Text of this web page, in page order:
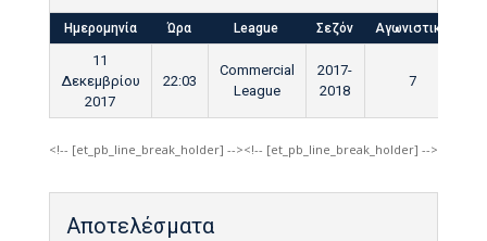
Ημερομηνία Ώρα League Σεζόν Αγωνιστική
11
Δεκεμβρίου
2017
22:03
Commercial
League
2017-
2018
7
<!-- [et_pb_line_break_holder] --><!-- [et_pb_line_break_holder] -->
Αποτελέσματα